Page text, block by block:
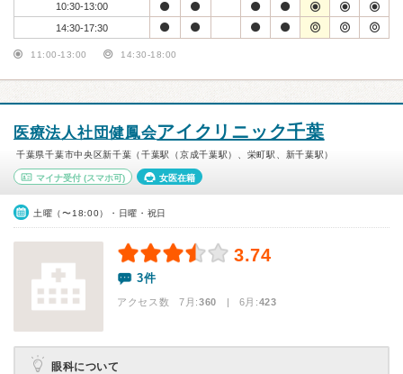
10:30-13:00
14:30-17:30
11:00-13:00 14:30-18:00
医療法人社団健鳳会アイクリニック千葉
千葉県千葉市中央区新千葉（千葉駅（京成千葉駅）、栄町駅、新千葉駅）
マイナ受付 (スマホ可) 女医在籍
土曜（〜18:00）・日曜・祝日
3.74
3件
アクセス数 7月:360 | 6月:423
眼科について